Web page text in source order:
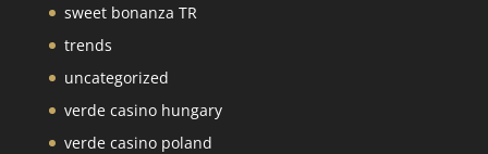
sweet bonanza TR
trends
uncategorized
verde casino hungary
verde casino poland